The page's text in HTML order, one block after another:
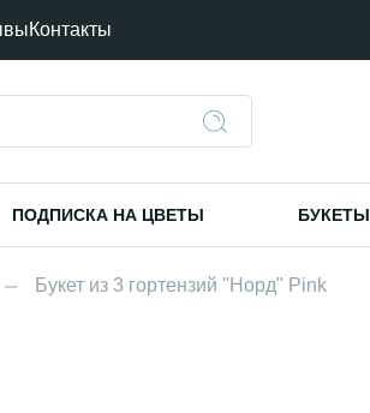
Контакты
ПОДПИСКА НА ЦВЕТЫ БУКЕТЫ
Букет из 3 гортензий "Норд" Pink